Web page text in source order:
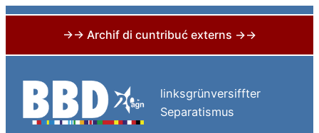
→→ Archif di cuntribuć externs →→
content
linksgrünversiffter
Separatismus